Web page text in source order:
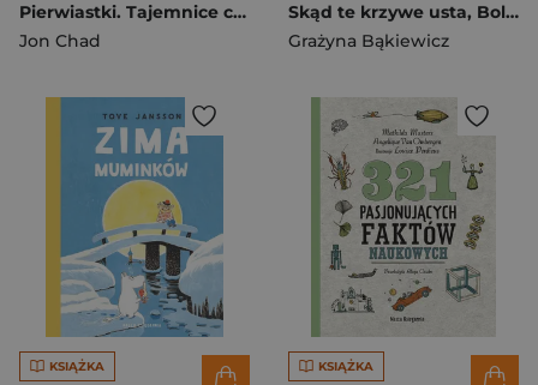
Pierwiastki. Tajemnice cząstek budujących świat. Naukomiks
Jon Chad
Skąd te krzywe usta, Bolesławie? Ale historia... wyd. 2025
Grażyna Bąkiewicz
KSIĄŻKA KSIĄŻKA